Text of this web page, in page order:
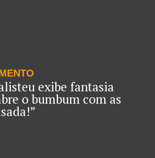
exibe fantasia
o bumbum com as